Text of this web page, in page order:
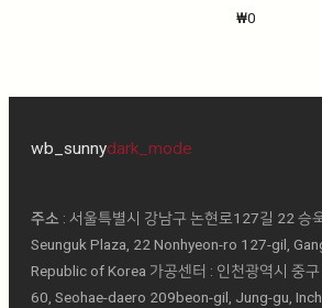
₩0
wb_sunnydark_mode
주소 : 서울특별시 강남구 논현로127길 22 승
Seunguk Plaza, 22 Nonhyeon-ro 127-gil,
Republic of Korea 가공센터 : 인천광역시 중
60, Seohae-daero 209beon-gil, Jung-gu,